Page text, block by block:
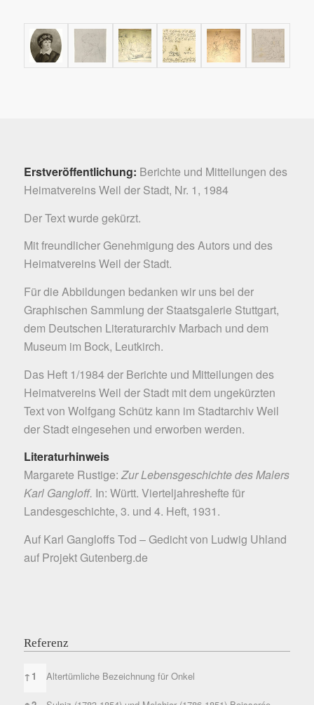
Erstveröffentlichung: Berichte und Mitteilungen des
Heimatvereins Weil der Stadt, Nr. 1, 1984
Der Text wurde gekürzt.
Mit freundlicher Genehmigung des Autors und des
Heimatvereins Weil der Stadt.
Für die Abbildungen bedanken wir uns bei der
Graphischen Sammlung derStaatsgalerie Stuttgart,
dem Deutschen Literaturarchiv Marbach und dem
Museum im Bock, Leutkirch.
Das Heft 1/1984 der Berichte und Mitteilungen des
Heimatvereins Weil der Stadt mit dem ungekürzten
Text von Wolfgang Schütz kann im Stadtarchiv Weil
der Stadt eingesehen und erworben werden.
Literaturhinweis
Margarete Rustige:Zur Lebensgeschichte des Malers
Karl Gangloff. In: Württ. Vierteljahreshefte für
Landesgeschichte, 3. und 4. Heft, 1931.
Auf Karl Gangloffs Tod – Gedicht von Ludwig Uhland
auf Projekt Gutenberg.de
Referenz
↑ 1 Altertümliche Bezeichnung für Onkel